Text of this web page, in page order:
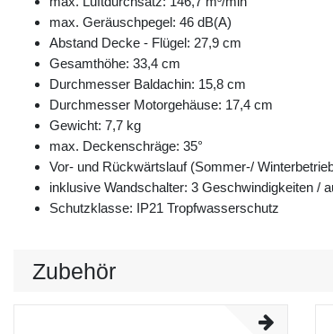
max. Geräuschpegel: 46 dB(A)
Abstand Decke - Flügel: 27,9 cm
Gesamthöhe: 33,4 cm
Durchmesser Baldachin: 15,8 cm
Durchmesser Motorgehäuse: 17,4 cm
Gewicht: 7,7 kg
max. Deckenschräge: 35°
Vor- und Rückwärtslauf (Sommer-/
inklusive Wandschalter: 3 Geschwindigkeiten /
Schutzklasse: IP21 Tropfwasserschutz
Zubehör